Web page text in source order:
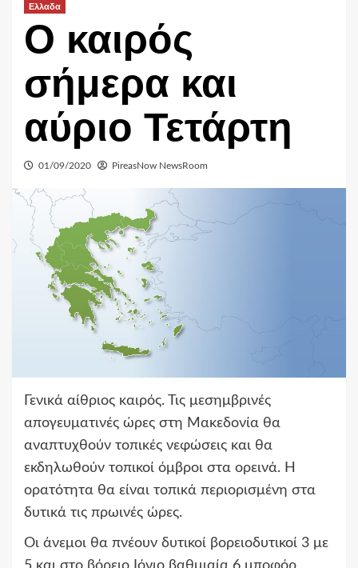
Ελλαδα
Ο καιρός
σήμερα και
αύριο Τετάρτη
01/09/2020 PireasNow NewsRoom
Γενικά αίθριος καιρός. Τις μεσημβρινές
απογευματινές ώρες στη Μακεδονία θα
αναπτυχθούν τοπικές νεφώσεις και θα
εκδηλωθούν τοπικοί όμβροι στα ορεινά. Η
ορατότητα θα είναι τοπικά περιορισμένη στα
δυτικά τις πρωινές ώρες.
Οι άνεμοι θα πνέουν δυτικοί βορειοδυτικοί 3 με